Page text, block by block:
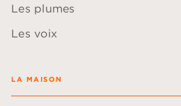
Les plumes
Les voix
LA MAISON